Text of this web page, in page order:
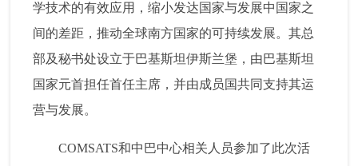
学技术的有效应用，缩小发达国家与发展中国家之
间的差距，推动全球南方国家的可持续发展。其总
部及秘书处设立于巴基斯坦伊斯兰堡，由巴基斯坦
国家元首担任首任主席，并由成员国共同支持其运
营与发展。
COMSATS和中巴中心相关人员参加了此次活